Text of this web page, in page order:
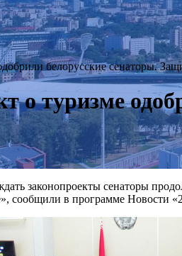
белорусские сенаторы.
о туризме
законопроекты сенаторы
сообщили в программе Новости